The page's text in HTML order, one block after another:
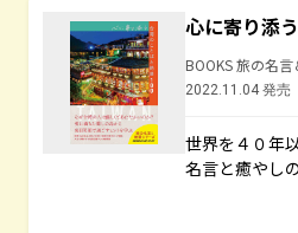
心に寄り添
BOOKS 旅の名言
2022.11.04 発売
世界を４０年
名言と癒やし